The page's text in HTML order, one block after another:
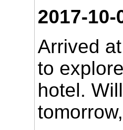
2017-10-
Arrived
to
hotel.